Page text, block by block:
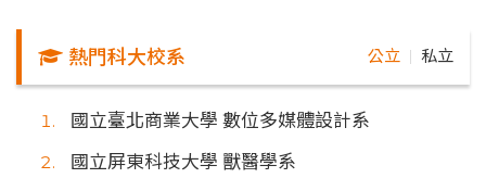
熱門科大校系 公立 私立
國立臺北商業大學 數位多媒體設計系
國立屏東科技大學 獸醫學系